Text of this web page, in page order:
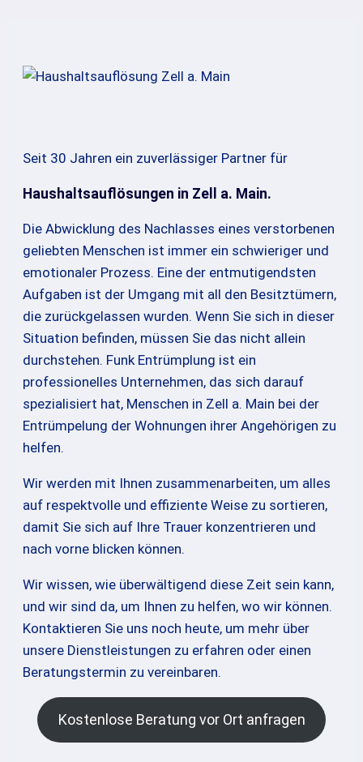
Seit 30 Jahren ein zuverlässiger Partner für
Haushaltsauflösungen in Zell a. Main.
Die Abwicklung des Nachlasses eines verstorbenen
geliebten Menschen ist immer ein schwieriger und
emotionaler Prozess. Eine der entmutigendsten
Aufgaben ist der Umgang mit all den Besitztümern,
die zurückgelassen wurden. Wenn Sie sich in dieser
Situation befinden, müssen Sie das nicht allein
durchstehen. Funk Entrümplung ist ein
professionelles Unternehmen, das sich darauf
spezialisiert hat, Menschen in Zell a. Main bei der
Entrümpelung der Wohnungen ihrer Angehörigen zu
helfen.
Wir werden mit Ihnen zusammenarbeiten, um alles
auf respektvolle und effiziente Weise zu sortieren,
damit Sie sich auf Ihre Trauer konzentrieren und
nach vorne blicken können.
Wir wissen, wie überwältigend diese Zeit sein kann,
und wir sind da, um Ihnen zu helfen, wo wir können.
Kontaktieren Sie uns noch heute, um mehr über
unsere Dienstleistungen zu erfahren oder einen
Beratungstermin zu vereinbaren.
Kostenlose Beratung vor Ort anfragen